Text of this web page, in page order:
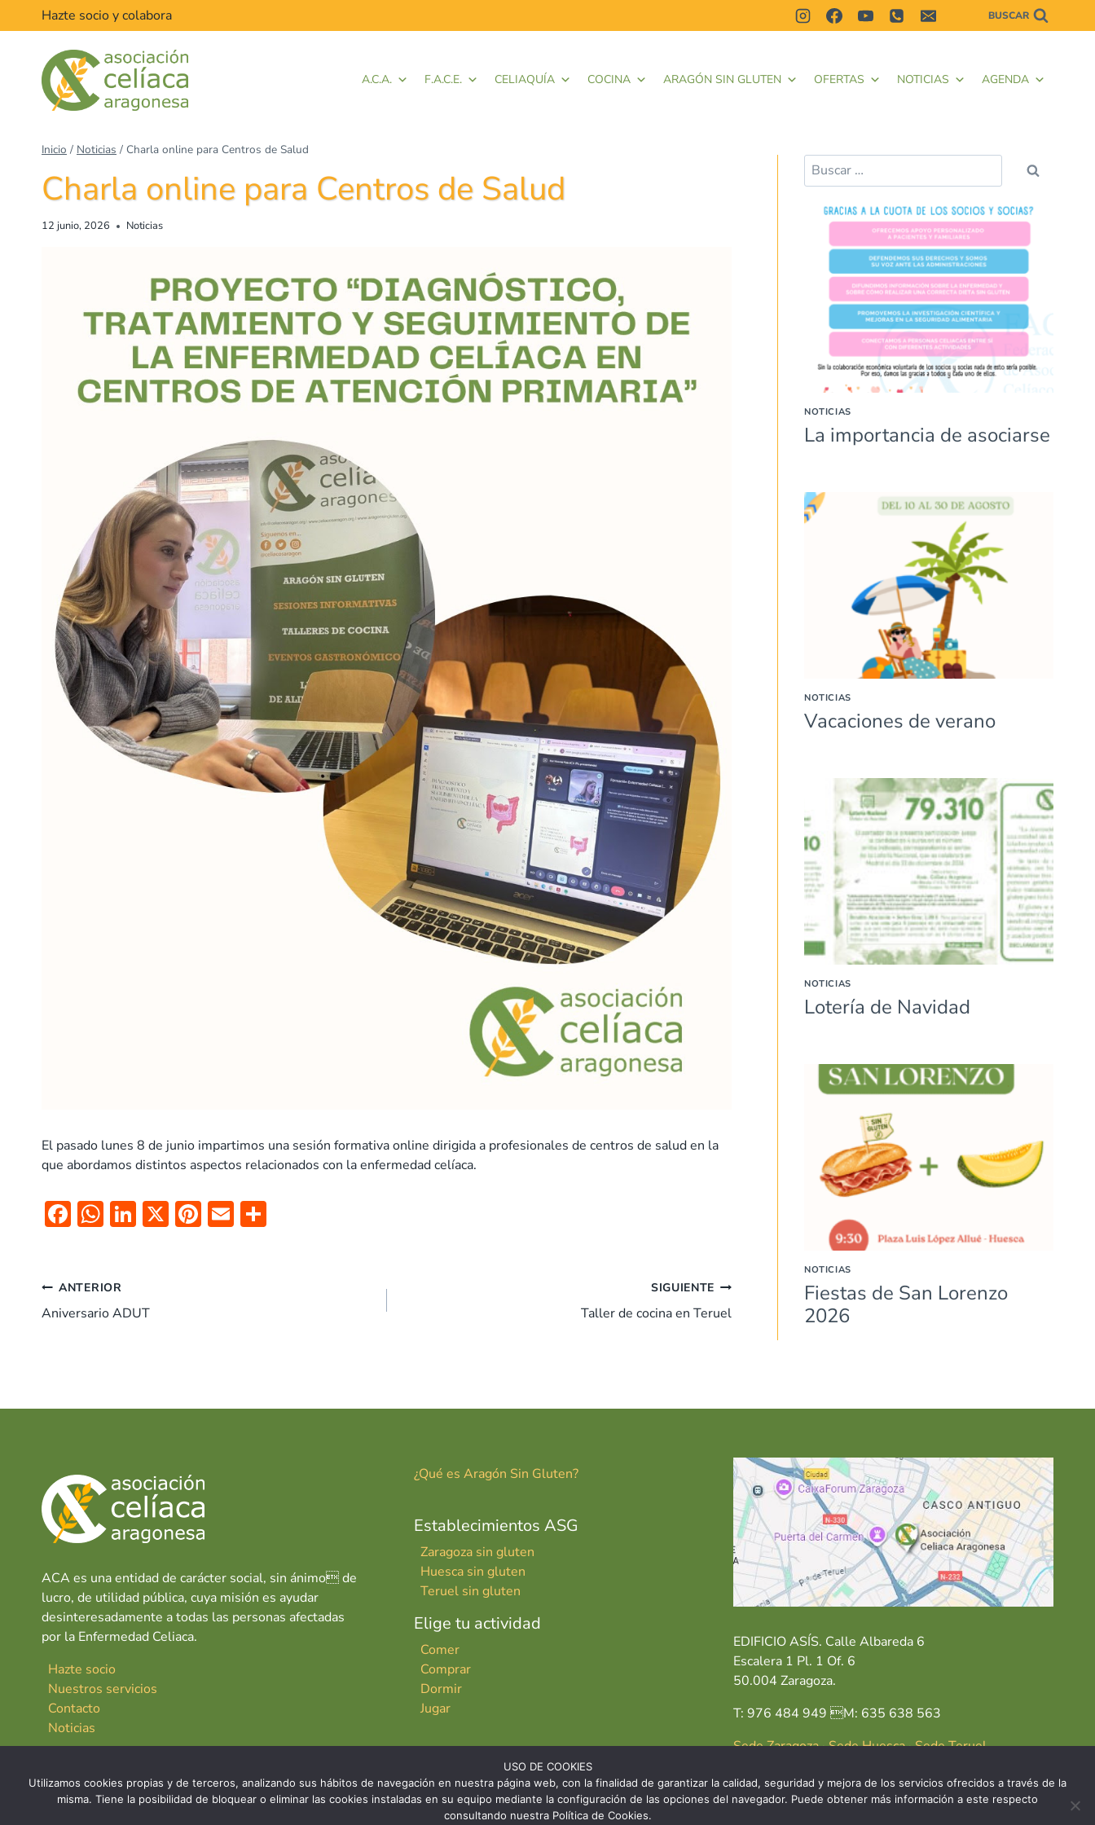
al
Hazte socio y colabora BUSCAR
A.C.A. F.A.C.E. CELIAQUÍA COCINA ARAGÓN SIN GLUTEN OFERTAS NOTICIAS AGENDA
Inicio / Noticias / Charla online para Centros de Salud
Charla online para Centros de Salud
12 junio, 2026 Noticias
El pasado lunes 8 de junio impartimos una sesión formativa online dirigida a profesionales de centros de salud en la
que abordamos distintos aspectos relacionados con la enfermedad celíaca.
F
b
o
W
s
A
Li
dI
X Pi E
Navegación
de
ANTERIOR
Aniversario ADUT
SIGUIENTE
Taller de cocina en Teruel
Buscar:
NOTICIAS
La importancia de asociarse
NOTICIAS
Vacaciones de verano
NOTICIAS
Lotería de Navidad
NOTICIAS
Fiestas de San Lorenzo
2026
ACA es una entidad de carácter social, sin ánimo de
lucro, de utilidad pública, cuya misión es ayudar
desinteresadamente a todas las personas afectadas
por la Enfermedad Celiaca.
Hazte socio
Nuestros servicios
Contacto
Noticias
¿Qué es Aragón Sin Gluten?
Establecimientos ASG
Zaragoza sin gluten
Huesca sin gluten
Teruel sin gluten
Elige tu actividad
Comer
Comprar
Dormir
Jugar
EDIFICIO ASÍS. Calle Albareda 6
Escalera 1 Pl. 1 Of. 6
50.004 Zaragoza.
T: 976 484 949 M: 635 638 563
Sede Zaragoza·Sede Huesca·Sede Teruel
USO DE COOKIES
Utilizamos cookies propias y de terceros, analizando sus hábitos de navegación en nuestra página web, con la finalidad de garantizar la calidad, seguridad y mejora de los servicios ofrecidos a través de la
misma. Tiene la posibilidad de bloquear o eliminar las cookies instaladas en su equipo mediante la configuración de las opciones del navegador. Puede obtener más información a este respecto
consultando nuestra Política de Cookies.